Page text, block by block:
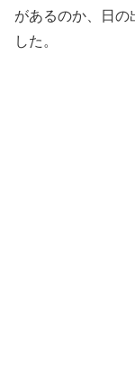
があるのか、日の
した。